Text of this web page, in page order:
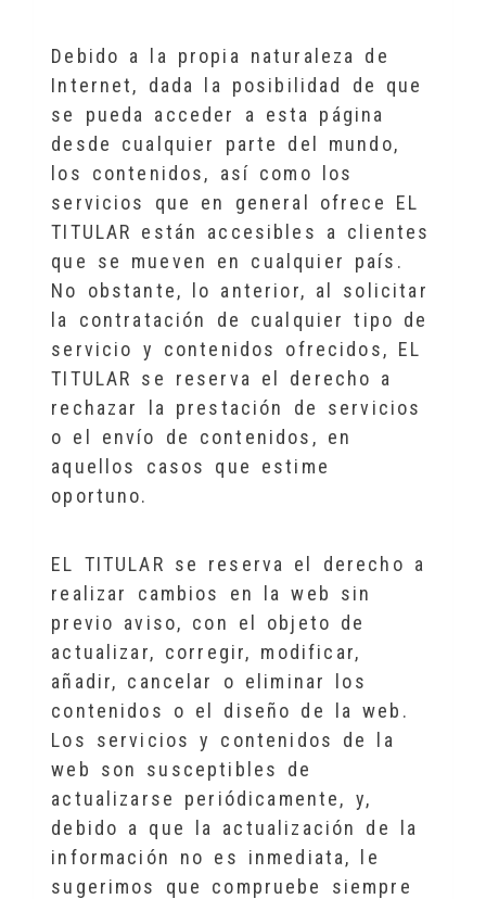
Debido a la propia naturaleza de
Internet, dada la posibilidad de que
se pueda acceder a esta página
desde cualquier parte del mundo,
los contenidos, así como los
servicios que en general ofrece EL
TITULAR están accesibles a clientes
que se mueven en cualquier país.
No obstante, lo anterior, al solicitar
la contratación de cualquier tipo de
servicio y contenidos ofrecidos, EL
TITULAR se reserva el derecho a
rechazar la prestación de servicios
o el envío de contenidos, en
aquellos casos que estime
oportuno.
EL TITULAR se reserva el derecho a
realizar cambios en la web sin
previo aviso, con el objeto de
actualizar, corregir, modificar,
añadir, cancelar o eliminar los
contenidos o el diseño de la web.
Los servicios y contenidos de la
web son susceptibles de
actualizarse periódicamente, y,
debido a que la actualización de la
información no es inmediata, le
sugerimos que compruebe siempre